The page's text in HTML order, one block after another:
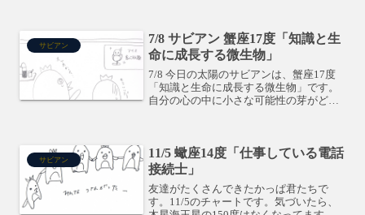
は、「自分には出来るん...
サビアン
7/8 サビアン 蟹座17度「知識と生
命に成長する微生物」
7/8 今日の太陽のサビアンは、蟹座17度
「知識と生命に成長する微生物」です。
自分の心の中に小さな可能性の芽がどん
なので、掃除・片付...
サビアン
11/5 蠍座14度「仕事している電話
接続士」
友達がたくさんできたかっぱ君たちで
す。11/5のチャートです。気づいたら、